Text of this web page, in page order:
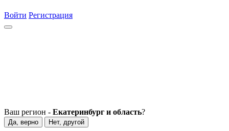
Войти Регистрация
Ваш регион - Екатеринбург и область?
Да, верно Нет, другой